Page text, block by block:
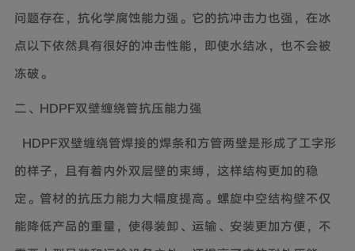
问题存在，抗化学腐蚀能力强。它的抗冲击力也强，在冰
点以下依然具有很好的冲击性能，即使水结冰，也不会被
冻破。
二、 HDPF双壁缠绕管抗压能力强
HDPF双壁缠绕管焊接的焊条和方管两壁是形成了工字形
的样子，且有着内外双层壁的束缚，这样结构更加的稳
定。管材的抗压力能力大幅度提高。螺旋中空结构壁不仅
能降低产品的重量，使得装卸、运输、安装更加方便，不